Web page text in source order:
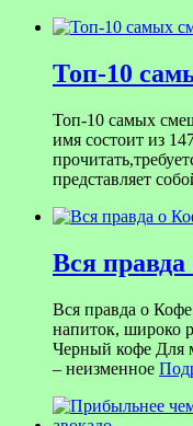
Топ-10
Топ-10 самых
имя состоит из
представляет
Вся
Вся правда о
напиток, широко
Черный кофе Для
– неизменное